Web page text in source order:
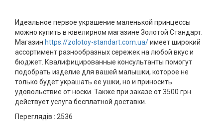
Идеальное первое украшение маленькой принцессы
можно купить в ювелирном магазине Золотой Стандарт.
Магазин https://zolotoy-standart.com.ua/имеет широкий
ассортимент разнообразных сережек на любой вкус и
бюджет. Квалифицированные консультанты помогут
подобрать изделие для вашей малышки, которое не
только будет украшать ее ушки, но и приносить
удовольствие от носки. Также при заказе от 3500 грн.
действует услуга бесплатной доставки.
Переглядів : 2536